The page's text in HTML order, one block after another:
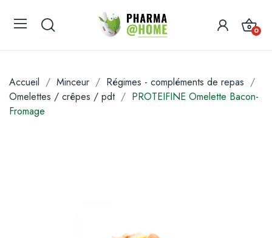
0
Accueil Minceur
Régimes - compléments de repas
Omelettes / crêpes / pdt
PROTEIFINE Omelette Bacon-
Fromage